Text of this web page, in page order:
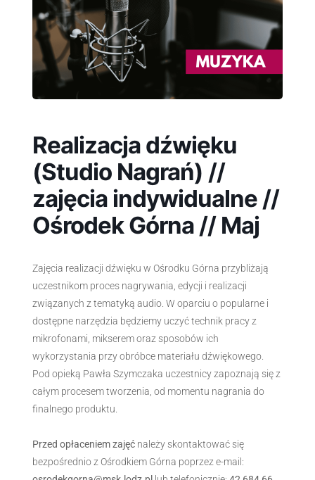
Realizacja dźwięku
(Studio Nagrań) //
zajęcia indywidualne //
Ośrodek Górna // Maj
Zajęcia realizacji dźwięku w Ośrodku Górna przybliżają
uczestnikom proces nagrywania, edycji i realizacji
związanych z tematyką audio. W oparciu o popularne i
dostępne narzędzia będziemy uczyć technik pracy z
mikrofonami, mikserem oraz sposobów ich
wykorzystania przy obróbce materiału dźwiękowego.
Pod opieką Pawła Szymczaka uczestnicy zapoznają się z
całym procesem tworzenia, od momentu nagrania do
finalnego produktu.
Przed opłaceniem zajęć należy skontaktować się
bezpośrednio z Ośrodkiem Górna poprzez e-mail: